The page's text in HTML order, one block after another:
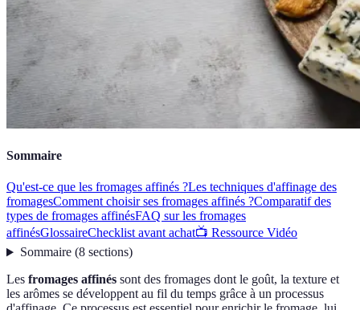
Sommaire
Qu'est-ce que les fromages affinés ?Les techniques d'affinage des
fromagesComment choisir ses fromages affinés ?Comparatif des
types de fromages affinésFAQ sur les fromages
affinésGlossaireChecklist avant achat📺 Ressource Vidéo
Sommaire(8 sections)
Les fromages affinés sont des fromages dont le goût, la texture et
les arômes se développent au fil du temps grâce à un processus